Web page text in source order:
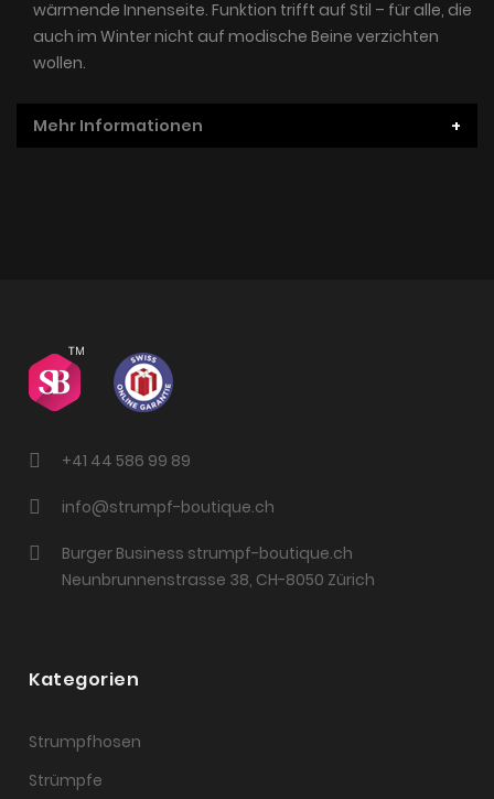
wärmende Innenseite. Funktion trifft auf Stil – für alle, die
auch im Winter nicht auf modische Beine verzichten
wollen.
Mehr Informationen
+41 44 586 99 89
info@strumpf-boutique.ch
Burger Business strumpf-boutique.ch
Neunbrunnenstrasse 38, CH-8050 Zürich
Kategorien
Strumpfhosen
Strümpfe